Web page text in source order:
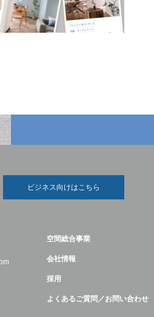
ビジネス向けはこちら
空間総合事業
会社情報
採用
よくあるご質問／お問い合わせ